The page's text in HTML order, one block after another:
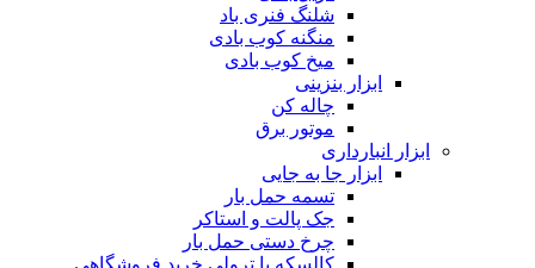
شلنگ فنری باد
منگنه کوب بادی
میخ کوب بادی
ابزار بنزینی
چاله کن
موتور برق
ابزار انبارداری
ابزار جا به جایی
تسمه حمل بار
جک پالت و استاکر
چرخ دستی حمل بار
کالسکه یا ترولی خرید فروشگاهی